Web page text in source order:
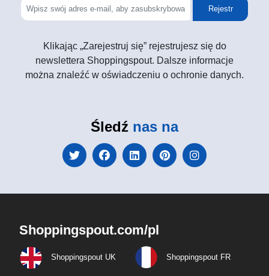
Rejestr
Klikając „Zarejestruj się” rejestrujesz się do
newslettera Shoppingspout. Dalsze informacje
można znaleźć w oświadczeniu o ochronie danych.
Śledź nas na
Shoppingspout.com/pl
Shoppingspout UK Shoppingspout FR